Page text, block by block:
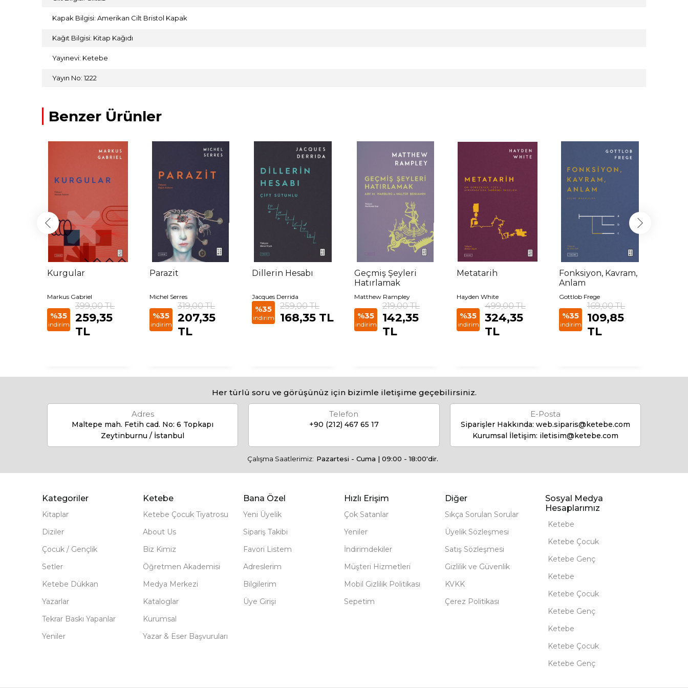
Kapak Bilgisi: Amerikan Cilt Bristol Kapak
Kağıt Bilgisi: Kitap Kağıdı
Yayınevi: Ketebe
Yayın No: 1222
Benzer Ürünler
Kurgular
Markus Gabriel
%35
indirim
399,00 TL
259,35
TL
Parazit
Michel Serres
%35
indirim
319,00 TL
207,35
TL
Dillerin Hesabı
Jacques Derrida
%35
indirim
259,00 TL
168,35 TL
Geçmiş Şeyleri
Hatırlamak
Matthew Rampley
%35
indirim
219,00 TL
142,35
TL
Metatarih
Hayden White
%35
indirim
499,00 TL
324,35
TL
Fonksiyon, Kavram,
Anlam
Gottlob Frege
%35
indirim
169,00 TL
109,85
TL
Her türlü soru ve görüşünüz için bizimle iletişime geçebilirsiniz.
Adres
Maltepe mah. Fetih cad. No: 6 Topkapı
Zeytinburnu / İstanbul
Telefon
+90 (212) 467 65 17
E-Posta
Siparişler Hakkında: web.siparis@ketebe.com
Kurumsal İletişim: iletisim@ketebe.com
Çalışma Saatlerimiz: Pazartesi - Cuma | 09:00 - 18:00'dir.
Kategoriler
Kitaplar
Diziler
Çocuk / Gençlik
Setler
Ketebe Dükkan
Yazarlar
Tekrar Baskı Yapanlar
Yeniler
Ketebe
Ketebe Çocuk Tiyatrosu
About Us
Biz Kimiz
Öğretmen Akademisi
Medya Merkezi
Kataloglar
Kurumsal
Yazar & Eser Başvuruları
Bana Özel
Yeni Üyelik
Sipariş Takibi
Favori Listem
Adreslerim
Bilgilerim
Üye Girişi
Hızlı Erişim
Çok Satanlar
Yeniler
İndirimdekiler
Müşteri Hizmetleri
Mobil Gizlilik Politikası
Sepetim
Diğer
Sıkça Sorulan Sorular
Üyelik Sözleşmesi
Satış Sözleşmesi
Gizlilik ve Güvenlik
KVKK
Çerez Politikası
Sosyal Medya
Hesaplarımız
Ketebe
Ketebe Çocuk
Ketebe Genç
Ketebe
Ketebe Çocuk
Ketebe Genç
Ketebe
Ketebe Çocuk
Ketebe Genç